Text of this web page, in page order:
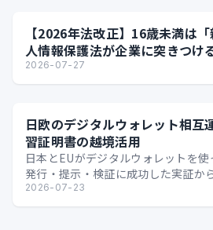
【2026年法改正】16歳未満は
人情報保護法が企業に突きつけ
2026-07-27
日欧のデジタルウォレット相互
習証明書の越境活用
日本とEUがデジタルウォレットを
発行・提示・検証に成功した実証か
タル証明の可能性を整理します。
2026-07-23